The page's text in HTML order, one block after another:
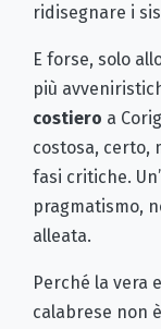
ridisegnare i
E forse, solo
più
costiero a
costosa, certo,
fasi critiche.
pragmatismo,
alleata.
Perché la vera
calabrese non